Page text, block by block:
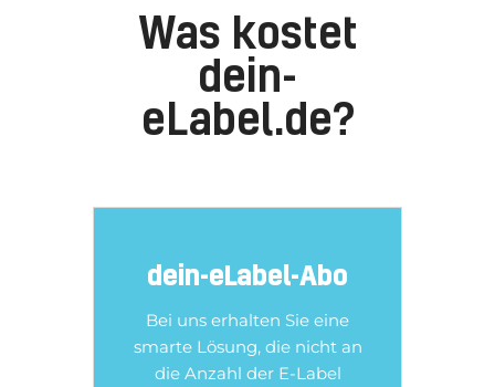
Was kostet
dein-
eLabel.de?
dein-eLabel-Abo
Bei uns erhalten Sie eine
smarte Lösung, die nicht an
die Anzahl der E-Label